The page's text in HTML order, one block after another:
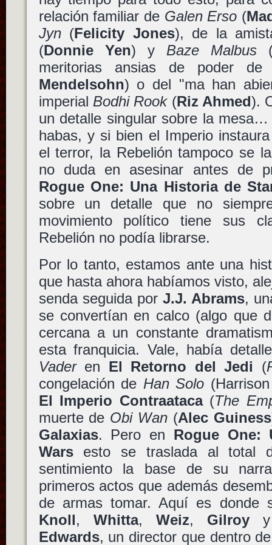
relación familiar de Galen Erso (
Jyn (Felicity Jones), de la
(Donnie Yen) y Baze Malbus
meritorias ansias de poder
Mendelsohn) o del "ma han
imperial Bodhi Rook(Riz Ahmed).
un detalle singular sobre la
habas, y si bien el Imperio
el terror, la Rebelión tampoco se
no duda en asesinar antes de
Rogue One: Una Historia de
sobre un detalle que no
movimiento político tiene sus
Rebelión no podía librarse.
Por lo tanto, estamos ante una
que hasta ahora habíamos visto,
senda seguida por J.J. Abrams,
se convertían en calco (algo que
cercana a un constante
esta franquicia. Vale, había
Vaderen El Retorno del Jedi (
congelación de Han Solo
El Imperio Contraataca(The
muerte de Obi Wan (Alec Guiness
Galaxias. Pero en Rogue One:
Warsesto se traslada al total
sentimiento la base de su
primeros actos que además
de armas tomar. Aquí es donde
Knoll, Whitta, Weiz, Gilroyy
Edwards, un director que dentro